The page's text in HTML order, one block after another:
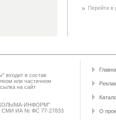
Перейти в
входит в состав
или частичном
на сайт
"КОЛЫМА-ИНФОРМ"
СМИ ИА № ФС 77-27833
О